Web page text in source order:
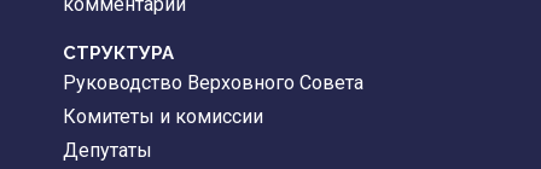
CТРУКТУРА
Руководство Верховного Совета
Комитеты и комиссии
Депутаты